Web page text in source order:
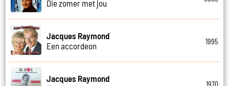
Die zomer met jou
Jacques Raymond
Een accordeon
1995
Jacques Raymond
1970